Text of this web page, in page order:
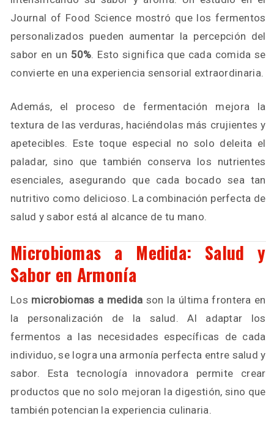
Journal of Food Science mostró que los fermentos
personalizados pueden aumentar la percepción del
sabor en un 50%. Esto significa que cada comida se
convierte en una experiencia sensorial extraordinaria.
Además, el proceso de fermentación mejora la
textura de las verduras, haciéndolas más crujientes y
apetecibles. Este toque especial no solo deleita el
paladar, sino que también conserva los nutrientes
esenciales, asegurando que cada bocado sea tan
nutritivo como delicioso. La combinación perfecta de
salud y sabor está al alcance de tu mano.
Microbiomas a Medida: Salud y
Sabor en Armonía
Los microbiomas a medida son la última frontera en
la personalización de la salud. Al adaptar los
fermentos a las necesidades específicas de cada
individuo, se logra una armonía perfecta entre salud y
sabor. Esta tecnología innovadora permite crear
productos que no solo mejoran la digestión, sino que
también potencian la experiencia culinaria.